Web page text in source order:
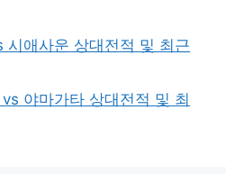
시애사운 상대전적 및 최근
야마가타 상대전적 및 최